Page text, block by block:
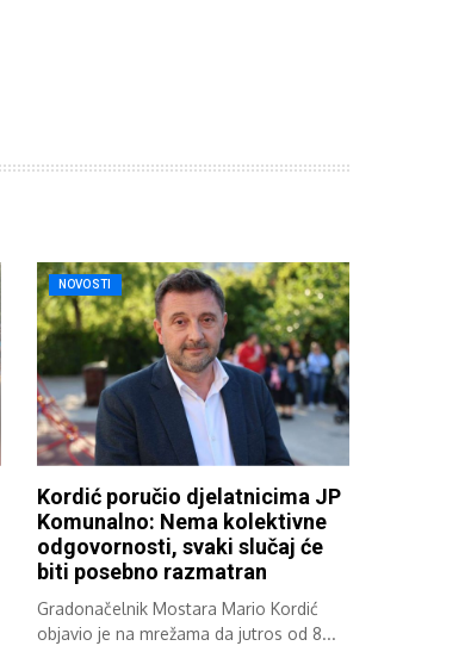
NOVOSTI
Kordić poručio djelatnicima JP
Komunalno: Nema kolektivne
odgovornosti, svaki slučaj će
biti posebno razmatran
Gradonačelnik Mostara Mario Kordić
objavio je na mrežama da jutros od 8...